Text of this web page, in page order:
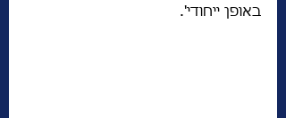
באופן ייחודי'.